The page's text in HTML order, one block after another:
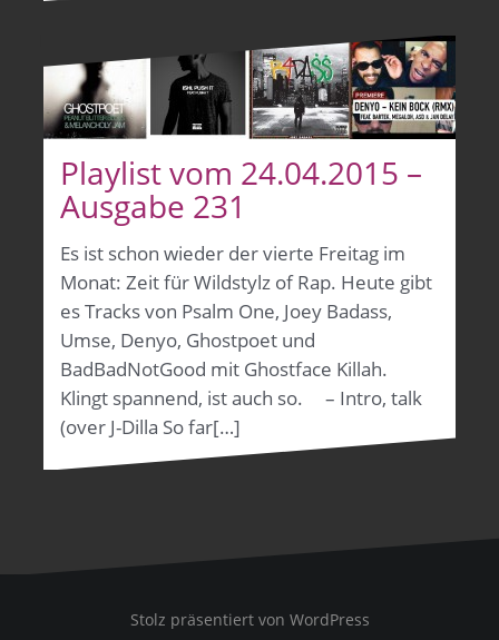
Playlist vom 24.04.2015 –
Ausgabe 231
Es ist schon wieder der vierte Freitag im
Monat: Zeit für Wildstylz of Rap. Heute gibt
es Tracks von Psalm One, Joey Badass,
Umse, Denyo, Ghostpoet und
BadBadNotGood mit Ghostface Killah.
Klingt spannend, ist auch so. – Intro, talk
(over J-Dilla So far[…]
Stolz präsentiert von WordPress